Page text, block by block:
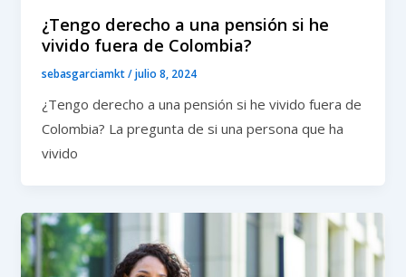
¿Tengo derecho a una pensión si he
vivido fuera de Colombia?
sebasgarciamkt/julio 8, 2024
¿Tengo derecho a una pensión si he vivido fuera de
Colombia? La pregunta de si una persona que ha
vivido